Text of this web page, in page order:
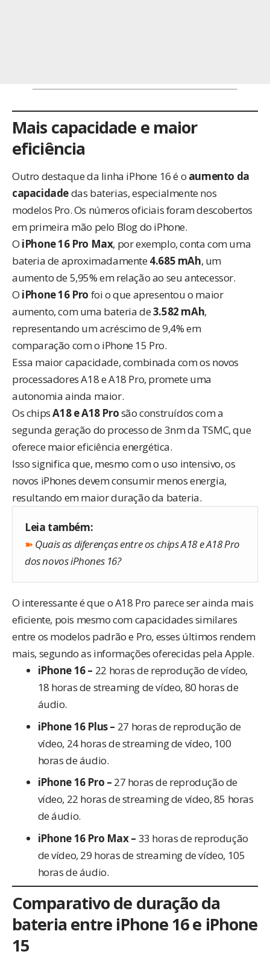
Mais capacidade e maior
eficiência
Outro destaque da linha iPhone 16 é o aumento da
capacidadedas baterias, especialmente nos
modelos Pro. Os números oficiaisforam descobertos
em primeira mão pelo Blog do iPhone.
O iPhone 16 Pro Max, por exemplo, conta com uma
bateria de aproximadamente 4.685 mAh, um
aumento de 5,95% em relação ao seu antecessor.
O iPhone 16 Pro foi o que apresentou o maior
aumento, com uma bateria de3.582 mAh,
representando um acréscimo de 9,4% em
comparação com o iPhone 15 Pro.
Essa maior capacidade, combinada com os novos
processadores A18 e A18 Pro, promete uma
autonomia ainda maior.
Os chipsA18 e A18 Prosão construídos com a
segunda geração do processo de 3nm da TSMC, que
oferece maior eficiência energética.
Isso significa que, mesmo com o uso intensivo, os
novos iPhones devem consumir menos energia,
resultando em maior duração da bateria.
Leia também:
➽ Quais as diferenças entre os chips A18 e A18 Pro
dos novos iPhones 16?
O interessante é que o A18 Pro parece ser ainda mais
eficiente, pois mesmo com capacidades similares
entre os modelos padrão e Pro, esses últimos rendem
mais, segundo as informaçõesoferecidas pela Apple.
iPhone 16 – 22 horas de reprodução de vídeo,
18 horas de streaming de vídeo, 80 horas de
áudio.
iPhone 16 Plus – 27 horas de reprodução de
vídeo, 24 horas de streaming de vídeo, 100
horas de áudio.
iPhone 16 Pro – 27 horas de reprodução de
vídeo, 22 horas de streaming de vídeo, 85 horas
de áudio.
iPhone 16 Pro Max – 33 horas de reprodução
de vídeo, 29 horas de streaming de vídeo, 105
horas de áudio.
Comparativo de duração da
bateria entre iPhone 16 e iPhone
15